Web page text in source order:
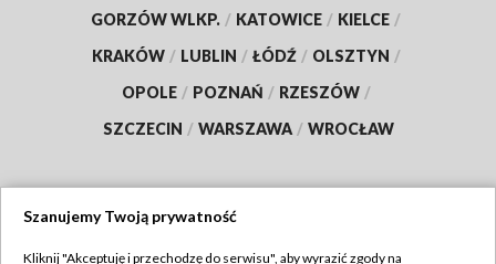
GORZÓW WLKP. / KATOWICE / KIELCE /
KRAKÓW / LUBLIN / ŁÓDŹ / OLSZTYN /
OPOLE / POZNAŃ / RZESZÓW /
SZCZECIN / WARSZAWA / WROCŁAW
Szanujemy Twoją prywatność
Kliknij "Akceptuję i przechodzę do serwisu", aby wyrazić zgody na